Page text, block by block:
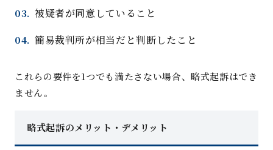
被疑者が同意していること
簡易裁判所が相当だと判断したこと
これらの要件を1つでも満たさない場合、略式起訴はでき
ません。
略式起訴のメリット・デメリット